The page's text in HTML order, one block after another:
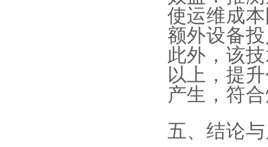
使运维成
额外设备
此外，该
以上，提
产生，符
五、结论